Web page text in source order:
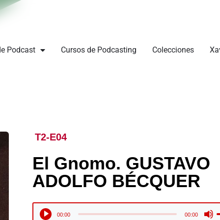
Podcast Cursos de Podcasting Colecciones
T2-E04
El Gnomo. GUSTAVO
ADOLFO BÉCQUER
Reproductor
00:00 00:00